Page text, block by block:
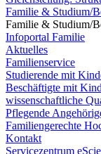
Familie & Studium/
Familie & Studium/
Infoportal Familie
Aktuelles
Familienservice
Studierende mit
Beschäftigte mit
wissenschaftliche
Pflegende
Familiengerechte
Kontakt
Servicezentrum